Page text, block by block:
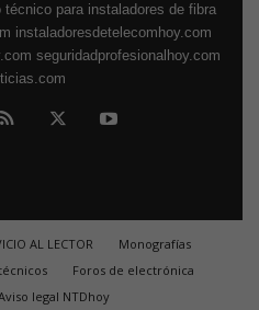
técnico para instaladores de fibra
instaladoresdetelecomhoy.com
seguridadprofesionalhoy.com
AL LECTOR
Monografías
Foros de electrónica
legal NTDhoy